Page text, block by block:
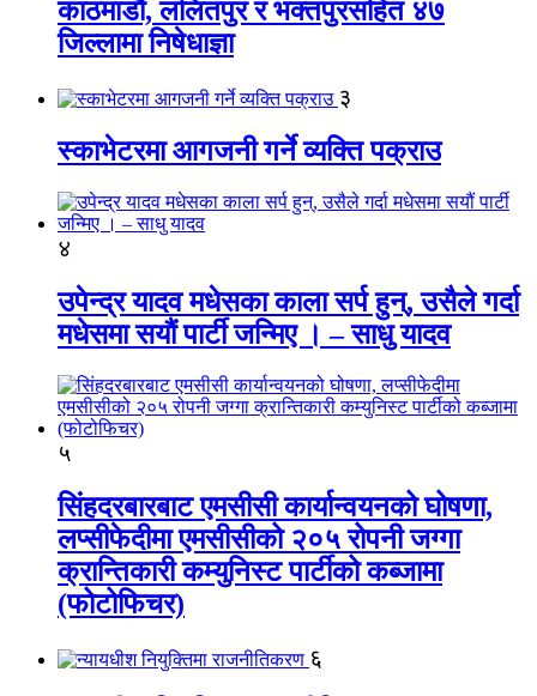
काठमाडौं, ललितपुर र भक्तपुरसहित ४७
जिल्लामा निषेधाज्ञा
३
स्काभेटरमा आगजनी गर्ने व्यक्ति पक्राउ
४
उपेन्द्र यादव मधेसका काला सर्प हुन्, उसैले गर्दा
मधेसमा सयौं पार्टी जन्मिए । – साधु यादव
५
सिंहदरबारबाट एमसीसी कार्यान्वयनको घोषणा,
लप्सीफेदीमा एमसीसीको २०५ रोपनी जग्गा
क्रान्तिकारी कम्युनिस्ट पार्टीको कब्जामा
(फोटोफिचर)
६